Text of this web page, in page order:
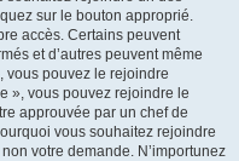
sur le bouton approprié.
accès. Certains peuvent
et d’autres peuvent même
vous pouvez le rejoindre
», vous pouvez rejoindre le
approuvée par un chef de
vous souhaitez rejoindre
votre demande. N’importunez